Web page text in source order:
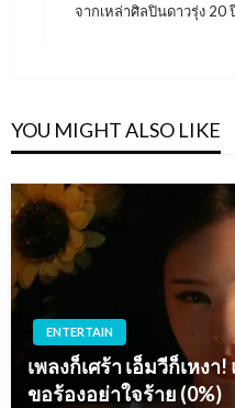
Next
จากเหล่าศิลปินดาวรุ่ง 20
YOU MIGHT ALSO LIKE
ENTERTAIN
เพลงก็เศร้า เอ็มวีก็เหง
ขอร้องอย่าใจร้าย (0%)